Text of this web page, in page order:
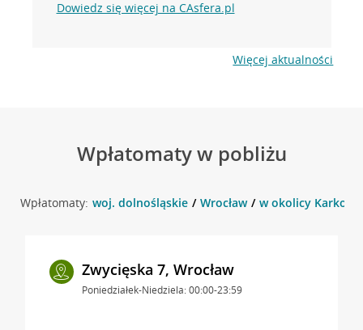
Dowiedz się więcej na CAsfera.pl
Więcej aktualności
Wpłatomaty w pobliżu
Wpłatomaty: woj. dolnośląskie Wrocław w okolicy
Zwycięska 7, Wrocław
Poniedziałek-Niedziela: 00:00-23:59